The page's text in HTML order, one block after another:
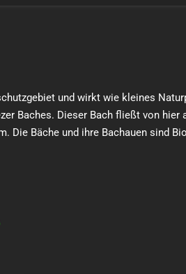
und wirkt wie kleines
Baches. Dieser Bach fließt von hier
Die Bäche und ihre Bachauen sind